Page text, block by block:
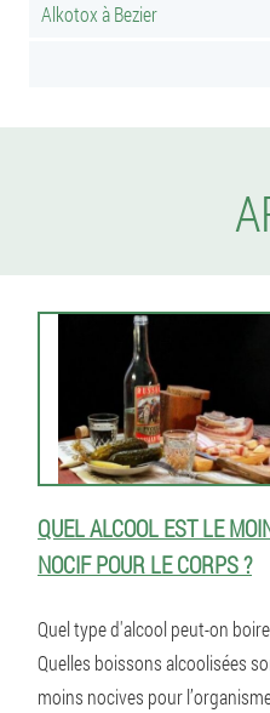
Alkotox à Bezier
QUEL ALCOOL EST LE
NOCIF POUR LE CORPS ?
Quel type d'alcool peut-on
Quelles boissons alcoolisées
moins nocives pour